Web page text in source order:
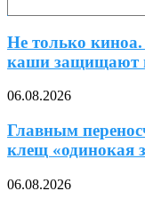
Не только
каши защищают
06.08.2026
Главным
клещ «одинокая
06.08.2026